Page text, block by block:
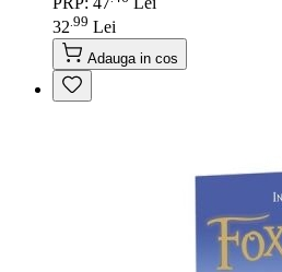
32 99 Lei
Adauga in cos